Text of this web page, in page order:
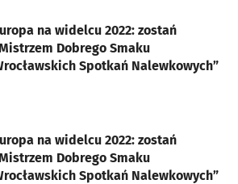
na widelcu 2022: zostań
Dobrego Smaku
Spotkań Nalewkowych”
karcie
na widelcu 2022: zostań
Dobrego Smaku
Spotkań Nalewkowych”
karcie